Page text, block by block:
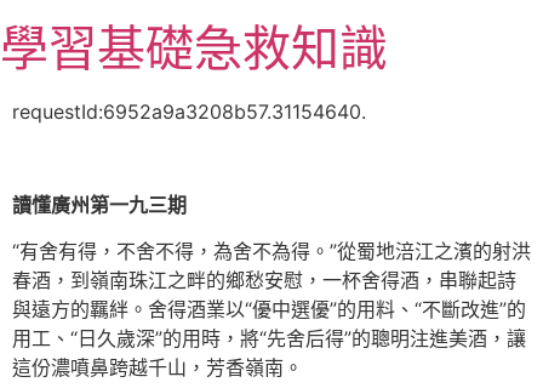
至
主
學習基礎急救知識
requestId:6952a9a3208b57.31154640.
讀懂廣州第一九三期
“有舍有得，不舍不得，為舍不為得。”從蜀地涪江之濱的射洪
春酒，到嶺南珠江之畔的鄉愁安慰，一杯舍得酒，串聯起詩
與遠方的羈絆。舍得酒業以“優中選優”的用料、“不斷改進”的
用工、“日久歲深”的用時，將“先舍后得”的聰明注進美酒，讓
這份濃噴鼻跨越千山，芳香嶺南。